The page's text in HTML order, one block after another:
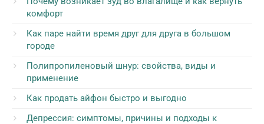
комфорт
Как паре найти время друг для друга в большом
городе
Полипропиленовый шнур: свойства, виды и
применение
Как продать айфон быстро и выгодно
Депрессия: симптомы, причины и подходы к